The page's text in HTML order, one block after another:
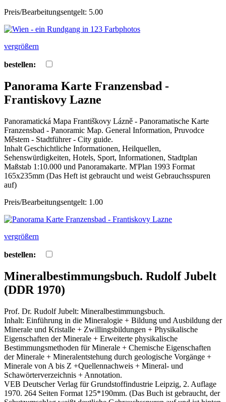
Preis/Bearbeitungsentgelt: 5.00
vergrößern
bestellen:
Panorama Karte Franzensbad -
Frantiskovy Lazne
Panoramatická Mapa Františkovy Lázně - Panoramatische Karte
Franzensbad - Panoramic Map. General Information, Pruvodce
Městem - Stadtführer - City guide.
Inhalt Geschichtliche Informationen, Heilquellen,
Sehenswürdigkeiten, Hotels, Sport, Informationen, Stadtplan
Maßstab 1:10.000 und Panoramakarte. M'Plan 1993 Format
165x235mm (Das Heft ist gebraucht und weist Gebrauchsspuren
auf)
Preis/Bearbeitungsentgelt: 1.00
vergrößern
bestellen:
Mineralbestimmungsbuch. Rudolf Jubelt
(DDR 1970)
Prof. Dr. Rudolf Jubelt: Mineralbestimmungsbuch.
Inhalt: Einführung in die Mineralogie + Bildung und Ausbildung der
Minerale und Kristalle + Zwillingsbildungen + Physikalische
Eigenschaften der Minerale + Erweiterte physikalische
Bestimmungsmethoden für Minerale + Chemische Eigenschaften
der Minerale + Mineralentstehung durch geologische Vorgänge +
Minerale von A bis Z +Quellennachweis + Mineral- und
Schawörterverzeichnis + Annotation.
VEB Deutscher Verlag für Grundstoffindustrie Leipzig, 2. Auflage
1970. 264 Seiten Format 125*190mm. (Das Buch ist gebraucht, der